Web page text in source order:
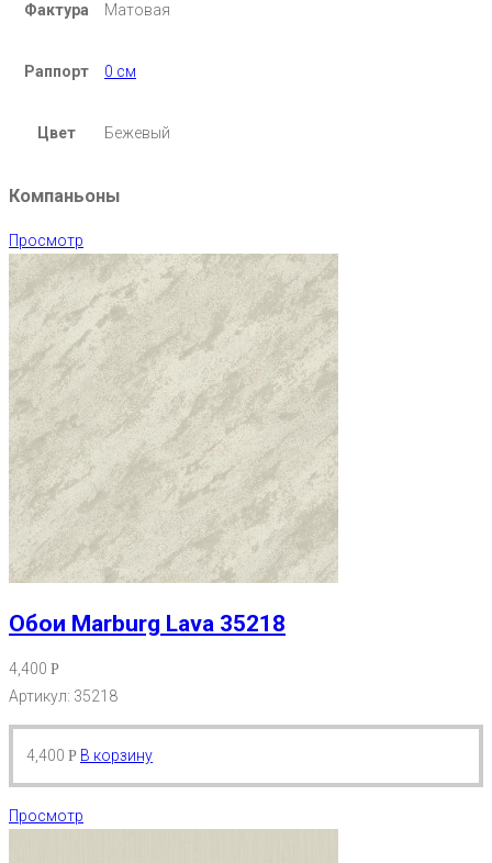
Фактура Матовая
Раппорт 0 см
Цвет Бежевый
Компаньоны
Просмотр
Обои Marburg Lava 35218
4,400 Р
Артикул: 35218
4,400 Р В корзину
Просмотр